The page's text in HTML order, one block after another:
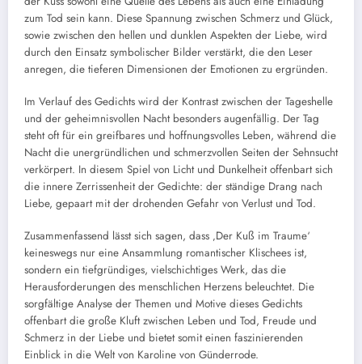
zum Tod sein kann. Diese Spannung zwischen Schmerz und Glück,
sowie zwischen den hellen und dunklen Aspekten der Liebe, wird
durch den Einsatz symbolischer Bilder verstärkt, die den Leser
anregen, die tieferen Dimensionen der Emotionen zu ergründen.
Im Verlauf des Gedichts wird der Kontrast zwischen der Tageshelle
und der geheimnisvollen Nacht besonders augenfällig. Der Tag
steht oft für ein greifbares und hoffnungsvolles Leben, während die
Nacht die unergründlichen und schmerzvollen Seiten der Sehnsucht
verkörpert. In diesem Spiel von Licht und Dunkelheit offenbart sich
die innere Zerrissenheit der Gedichte: der ständige Drang nach
Liebe, gepaart mit der drohenden Gefahr von Verlust und Tod.
Zusammenfassend lässt sich sagen, dass ‚Der Kuß im Traume‘
keineswegs nur eine Ansammlung romantischer Klischees ist,
sondern ein tiefgründiges, vielschichtiges Werk, das die
Herausforderungen des menschlichen Herzens beleuchtet. Die
sorgfältige Analyse der Themen und Motive dieses Gedichts
offenbart die große Kluft zwischen Leben und Tod, Freude und
Schmerz in der Liebe und bietet somit einen faszinierenden
Einblick in die Welt von Karoline von Günderrode.